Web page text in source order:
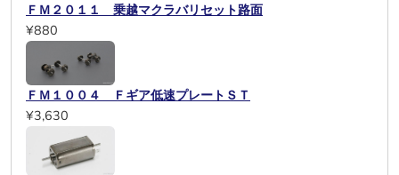
ＦＭ２０１１ 乗越マクラバリセット路面
¥880
ＦＭ１００４ Ｆギア低速プレートＳＴ
¥3,630